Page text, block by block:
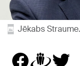
Jēkabs